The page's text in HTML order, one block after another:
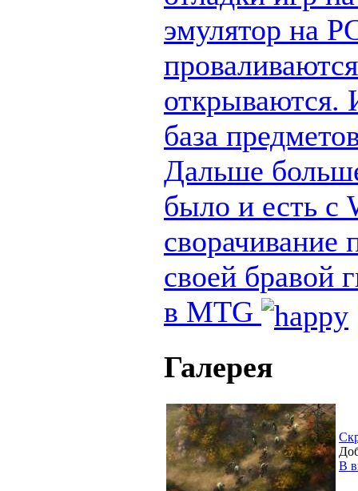
эмулятор на
открываются.
база
Дальше
было и есть с
сворачивание
своей бравой
в MTG
Галерея
В